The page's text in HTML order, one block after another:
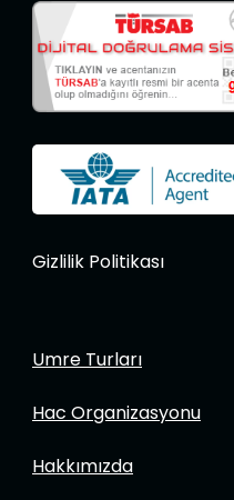
Gizlilik Politikası
Umre Turları
Hac Organizasyonu
Hakkımızda